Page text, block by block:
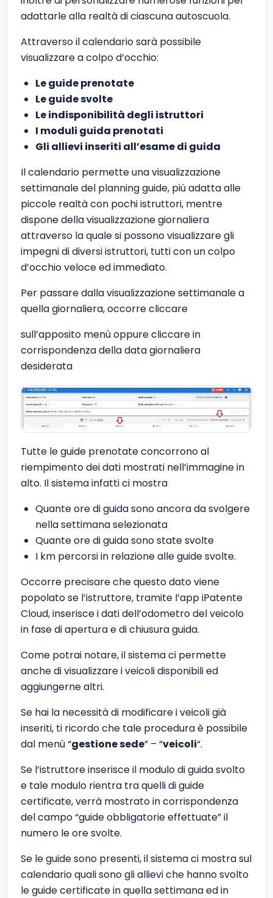
adattarle alla realtà di ciascuna autoscuola.
Attraverso il calendario sarà possibile
visualizzare a colpo d’occhio:
Le guide prenotate
Le guide svolte
Le indisponibilità degli istruttori
I moduli guida prenotati
Gli allievi inseriti all’esame di guida
Il calendario permette una visualizzazione
settimanale del planning guide, più adatta alle
piccole realtà con pochi istruttori, mentre
dispone della visualizzazione giornaliera
attraverso la quale si possono visualizzare gli
impegni di diversi istruttori, tutti con un colpo
d’occhio veloce ed immediato.
Per passare dalla visualizzazione settimanale a
quella giornaliera, occorre cliccare
sull’apposito menù oppure cliccare in
corrispondenza della data giornaliera
desiderata
Tutte le guide prenotate concorrono al
riempimento dei dati mostrati nell’immagine in
alto. Il sistema infatti ci mostra
Quante ore di guida sono ancora da svolgere
nella settimana selezionata
Quante ore di guida sono state svolte
I km percorsi in relazione alle guide svolte.
Occorre precisare che questo dato viene
popolato se l’istruttore, tramite l’app iPatente
Cloud, inserisce i dati dell’odometro del veicolo
in fase di apertura e di chiusura guida.
Come potrai notare, il sistema ci permette
anche di visualizzare i veicoli disponibili ed
aggiungerne altri.
Se hai la necessità di modificare i veicoli già
inseriti, ti ricordo che tale procedura è possibile
dal menù “gestione sede” – “veicoli“.
Se l’istruttore inserisce il modulo di guida svolto
e tale modulo rientra tra quelli di guide
certificate, verrà mostrato in corrispondenza
del campo “guide obbligatorie effettuate” il
numero le ore svolte.
Se le guide sono presenti, il sistema ci mostra sul
calendario quali sono gli allievi che hanno svolto
le guide certificate in quella settimana ed in